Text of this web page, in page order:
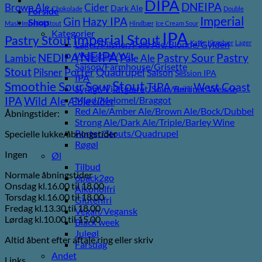
Forside
Shop
Kategorier
Lager/Pilsner/Pale Ale/Blonde/Gylden
Weissbier/Wit
Saison/Farmhouse/Grisette
IPA
Syrligt/Vildtgæret/Sour/Berliner Weisse
Mjød/Melomel/Braggot
Red Ale/Amber Ale/Brown Ale/Bock/Dubbel
Strong Ale/Dark Ale/Triple/Barley Wine
Porter/Stouts/Quadrupel
Røgøl
Øl
Tilbud
6pack2go
Alkoholfri
Glutenfri
Vegan/Vegansk
Black week
Juleøl
Farsdag
Andet
Brown Ale Chokolade Cider Dark Ale DIPA DNEIPA Double
Mash Imperial Stout Gin Hazy IPA Hindbær Ice Cream Sour Imperial
Pastry StoutImperial StoutIPA Kaffe Kirsebær Lager
LambicNEDIPANEIPAPale Ale Pastry Sour Pastry
StoutPilsnerPorterQuadrupelSaisonSession IPA
Smoothie SourSourStoutTIPA Vanilje West Coast
IPAWild AleÆble cider
Åbningstider:
Specielle lukke/åbningstider
Ingen
Normale åbningstider
Onsdag kl.16.00 til 18.00
Torsdag kl.16.00 til 18.00
Fredag kl.13.30 til 18.00
Lørdag kl.10.00 til 15.00
Altid åbent efter aftale ring eller skriv